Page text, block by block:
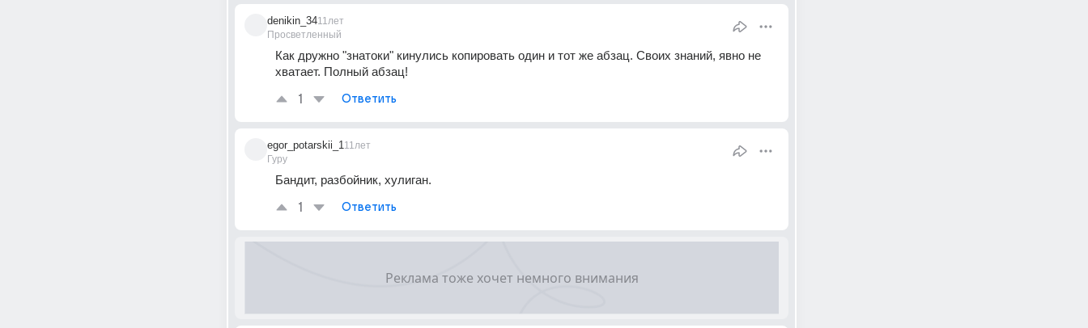
denikin_34
Просветленный
11лет
Как дружно "знатоки" кинулись копировать один и тот же абзац. Своих знаний, явно не
хватает. Полный абзац!
1 Ответить
egor_potarskii_1
Гуру
11лет
Бандит, разбойник, хулиган.
1 Ответить